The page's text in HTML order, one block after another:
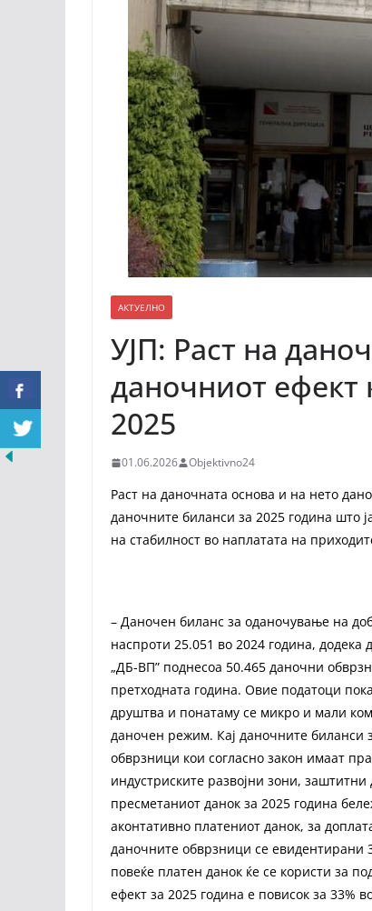
АКТУЕЛНО
УЈП: Раст на
даночниот ефект
2025
01.06.2026 Objektivno24
Раст на даночната основа и на нето
даночните биланси за 2025 година што
на стабилност во наплатата на
– Даночен биланс за оданочување на
наспроти 25.051 во 2024 година,
„ДБ-ВП” поднесоа 50.465 даночни
претходната година. Овие податоци
друштва и понатаму се микро и мали
даночен режим. Кај даночните биланси
обврзници кои согласно закон имаат
индустриските развојни зони,
пресметаниот данок за 2025 година
аконтативно платениот данок, за
даночните обврзници се
повеќе платен данок ќе се користи за
ефект за 2025 година е повисок за 33%